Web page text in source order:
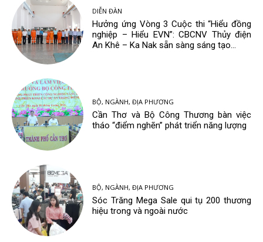
DIỄN ĐÀN
Hưởng ứng Vòng 3 Cuộc thi “Hiểu đồng
nghiệp – Hiểu EVN”: CBCNV Thủy điện
An Khê – Ka Nak sẵn sàng sáng tạo...
BỘ, NGÀNH, ĐỊA PHƯƠNG
Cần Thơ và Bộ Công Thương bàn việc
tháo “điểm nghẽn” phát triển năng lượng
BỘ, NGÀNH, ĐỊA PHƯƠNG
Sóc Trăng Mega Sale qui tụ 200 thương
hiệu trong và ngoài nước